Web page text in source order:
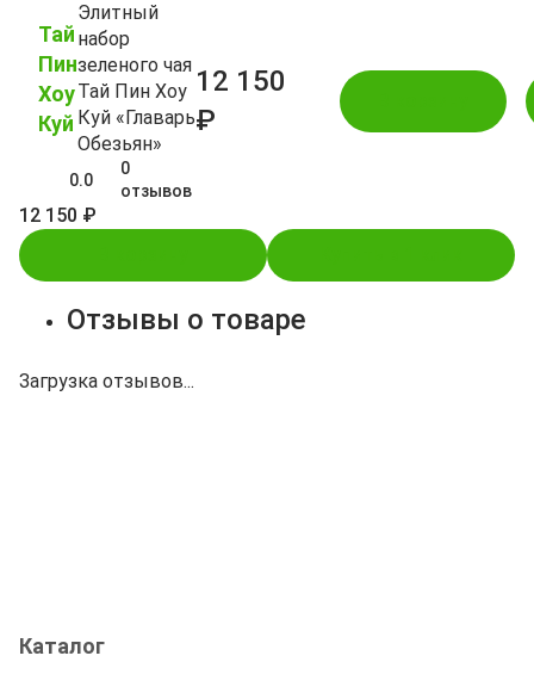
Тай
Пин
Хоу
Куй
Элитный
набор
зеленого чая
Тай Пин Хоу
Куй «Главарь
Обезьян»
0.0
0
отзывов
12 150
₽
12 150 ₽
Отзывы о товаре
Загрузка отзывов...
Каталог